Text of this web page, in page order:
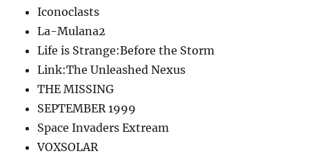
Iconoclasts
La-Mulana2
Life is Strange:Before the Storm
Link:The Unleashed Nexus
THE MISSING
SEPTEMBER 1999
Space Invaders Extream
VOXSOLAR